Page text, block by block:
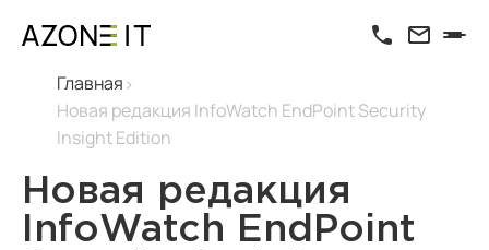
Главная
Новая редакция InfoWatch EndPoint Security
Insight Edition
Новая редакция
InfoWatch EndPoint